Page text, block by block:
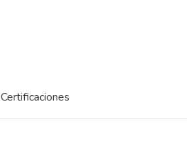
Certificaciones